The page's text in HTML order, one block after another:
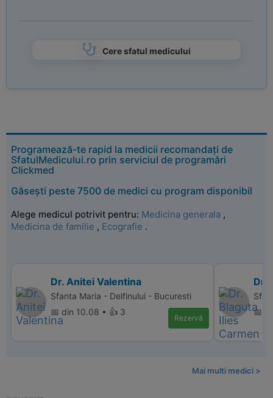
Cere sfatul medicului
Programează-te rapid la medicii recomandați de
SfatulMedicului.ro prin serviciul de programări
Clickmed
Găsești peste 7500 de medici cu program disponibil
Alege medicul potrivit pentru: Medicina generala ,
Medicina de familie , Ecografie .
Dr. Anitei Valentina
Sfanta Maria - Delfinului - Bucuresti
📅 din 10.08 • 👍 3
Rezervă
Dr.
📅
Mai multi medici >